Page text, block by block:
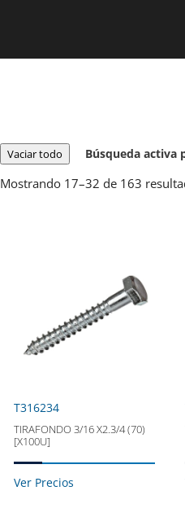
Vaciar todo Búsqueda activa
Mostrando 17–32 de 163
T316234
TIRAFONDO 3/16 X2.3/4 (70)
[X100U]
Ver Precios